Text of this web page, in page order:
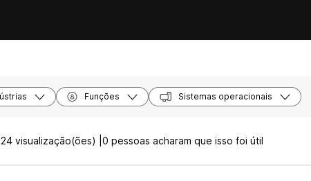
Funções Sistemas operacionais
visualização(ões) | 0 pessoas acharam que isso foi útil